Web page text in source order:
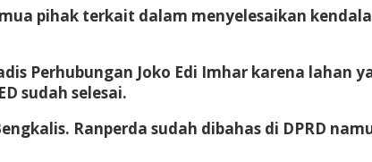
pihak terkait dalam menyelesaikan
Perhubungan Joko Edi Imhar karena lahan
sudah selesai.
Ranperda sudah dibahas di DPRD